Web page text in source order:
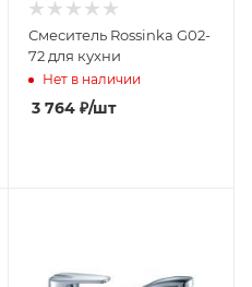
Смеситель Rossinka G02-
72 для кухни
Нет в наличии
3 764₽/шт